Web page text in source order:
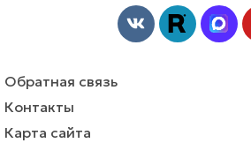
Vk
Обратная связь
Контакты
Карта сайта